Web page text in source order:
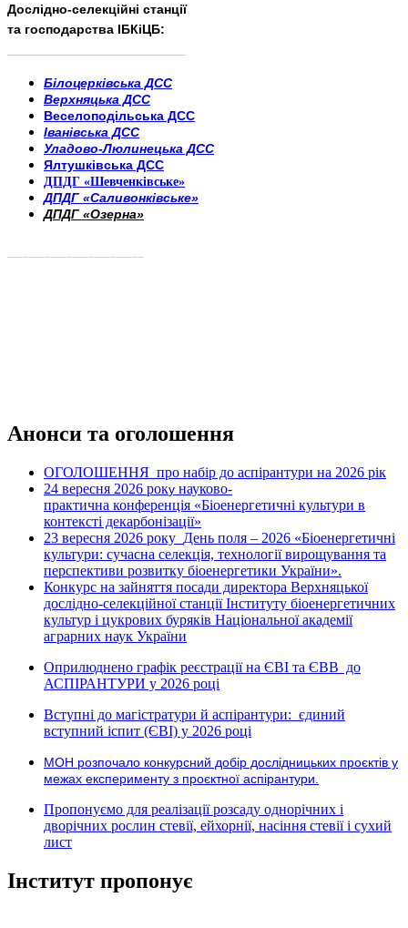
Дослідно-селекційні станції
та господарства ІБКіЦБ:
Білоцерківська ДСС
Верхняцька ДСС
Веселоподільська ДСС
Іванівська ДСС
Уладово-Люлинецька ДСС
Ялтушківська ДСС
ДПДГ «Шевченківське»
ДПДГ «Саливонківське»
ДПДГ «Озерна»
Анонси та оголошення
ОГОЛОШЕННЯ про набір до аспірантури на 2026 рік
24 вересня 2026 року науково-
практична конференція «Біоенергетичні культури в
контексті декарбонізації»
23 вересня 2026 року День поля – 2026 «Біоенергетичні
культури: сучасна селекція, технології вирощування та
перспективи розвитку біоенергетики України».
Конкурс на зайняття посади директора Верхняцької
дослідно-селекційної станції Інституту біоенергетичних
культур і цукрових буряків Національної академії
аграрних наук України
Оприлюднено графік реєстрації на ЄВІ та ЄВВ до
АСПІРАНТУРИ у 2026 році
Вступні до магістратури й аспірантури: єдиний
вступний іспит (ЄВІ) у 2026 році
МОН розпочало конкурсний добір дослідницьких проєктів у
межах експерименту з проєктної аспірантури.
Пропонуємо для реалізації розсаду однорічних і
дворічних рослин стевії, ейхорнії, насіння стевії і сухий
лист
Інститут пропонує